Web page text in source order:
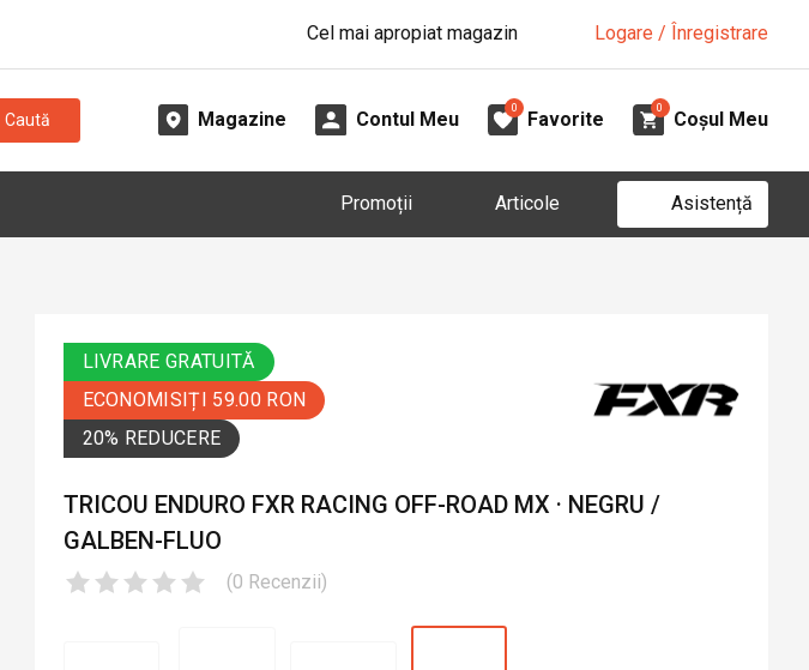
Cel mai apropiat magazin Logare / Înregistrare
Caută Magazine Contul Meu
0
Favorite
0
Coșul Meu
Promoții Articole Asistență
LIVRARE GRATUITĂ
ECONOMISIȚI 59.00 RON
20% REDUCERE
TRICOU ENDURO FXR RACING OFF-ROAD MX · NEGRU /
GALBEN-FLUO
(0 Recenzii)